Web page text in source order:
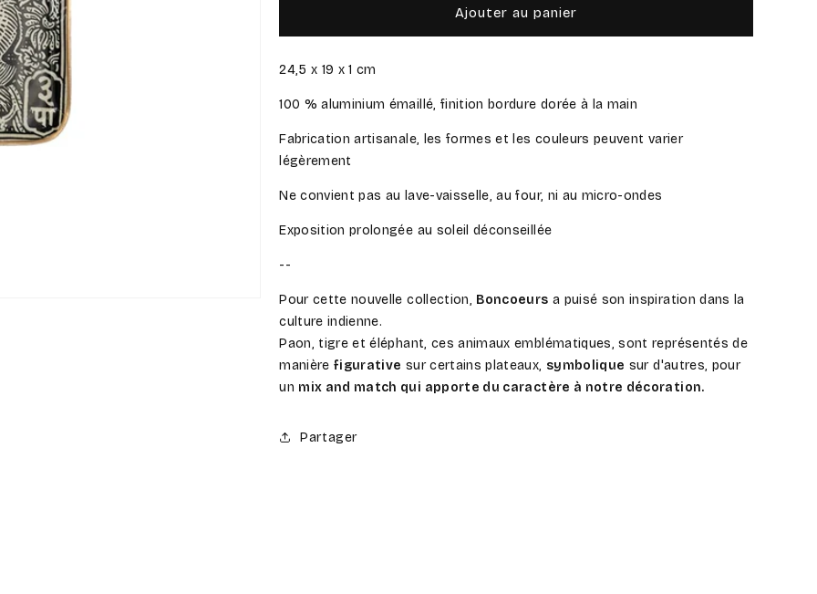
Postage
-
Plateau
Postage
Plateau
Ajouter au panier
24,5 x 19 x 1 cm
100 % aluminium émaillé, finition bordure dorée à la main
Fabrication artisanale, les formes et les couleurs peuvent varier
légèrement
Ne convient pas au lave-vaisselle, au four, ni au micro-ondes
Exposition prolongée au soleil déconseillée
--
Pour cette nouvelle collection, Boncoeurs a puisé son inspiration dans la
culture indienne.
Paon, tigre et éléphant, ces animaux emblématiques, sont représentés de
manière figurative sur certains plateaux, symbolique sur d'autres, pour
un mix and match qui apporte du caractère à notre décoration.
Partager